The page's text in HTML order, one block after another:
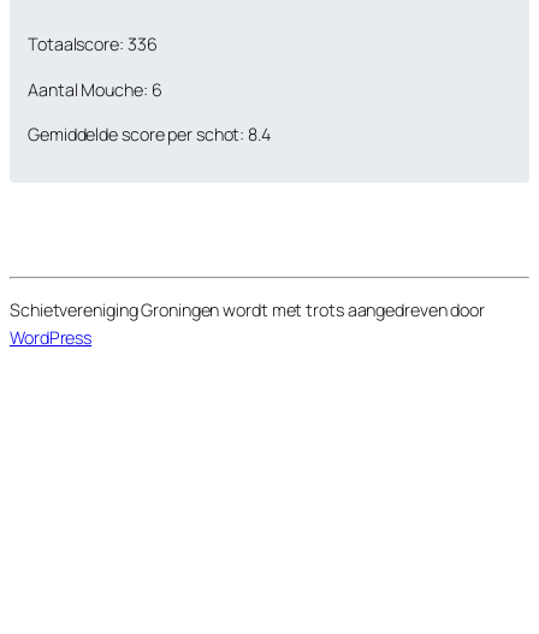
Totaalscore: 336
Aantal Mouche: 6
Gemiddelde score per schot: 8.4
Schietvereniging Groningen wordt met trots aangedreven door
WordPress